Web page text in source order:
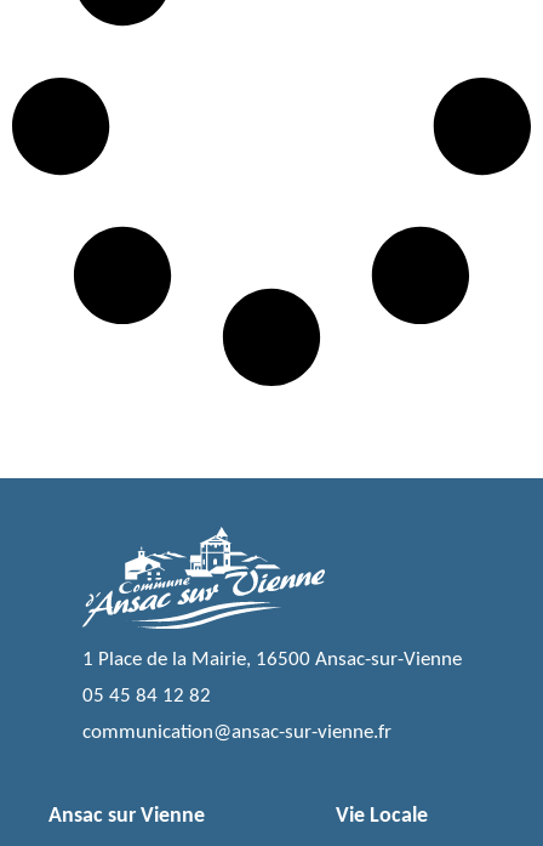
1 Place de la Mairie, 16500 Ansac-sur-Vienne
05 45 84 12 82
communication@ansac-sur-vienne.fr
Ansac sur Vienne Vie Locale